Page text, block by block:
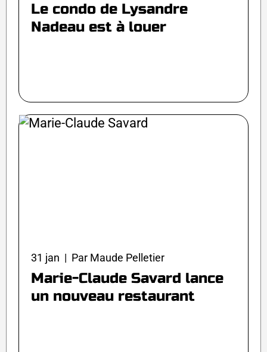
Le condo de Lysandre
Nadeau est à louer
31 jan | Par Maude Pelletier
Marie-Claude Savard lance
un nouveau restaurant